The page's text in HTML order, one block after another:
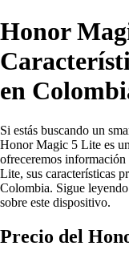
Honor
en
Si estás buscando un
Honor Magic 5 Lite es
ofreceremos
Lite, sus características
Colombia. Sigue
sobre este dispositivo.
Precio del